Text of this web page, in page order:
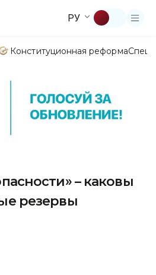
РУ
Конституционная реформа
– каковы
резервы